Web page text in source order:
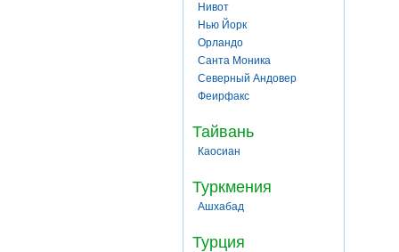
Нивот
Нью Йорк
Орландо
Санта Моника
Северный Андовер
Феирфакс
Тайвань
Каосиан
Туркмения
Ашхабад
Турция